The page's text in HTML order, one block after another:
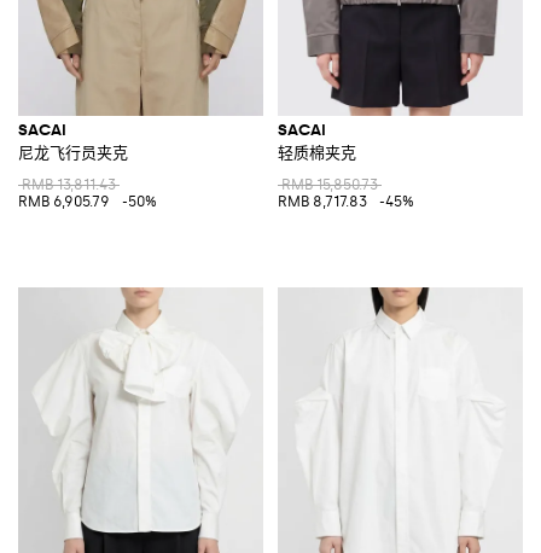
SACAI
尼龙飞行员夹克
RMB 13,811.43
RMB 6,905.79
-50%
SACAI
轻质棉夹克
RMB 15,850.73
RMB 8,717.83
-45%